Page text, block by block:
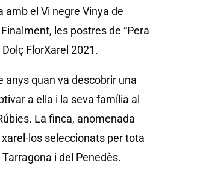
amb el Vi negre Vinya de
les postres de “Pera
FlorXarel 2021.
anys quan va descobrir una
a ella i la seva família al
La finca, anomenada
seleccionats per tota
i del Penedès.